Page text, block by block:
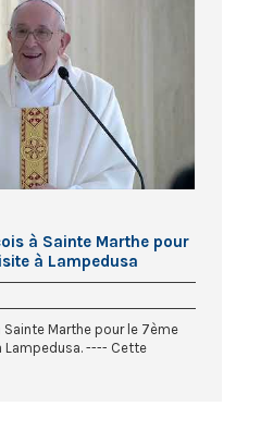
à Sainte Marthe pour
à Lampedusa
Sainte Marthe pour le 7ème
---- Cette